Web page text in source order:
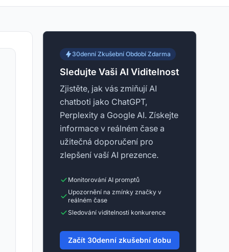
30denní Zkušební Období Zdarma
Sledujte Vaši AI Viditelnost
Zjistěte, jak vás zmiňují AI
chatboti jako ChatGPT,
Perplexity a Google AI. Získejte
informace v reálném čase a
užitečná doporučení pro
zlepšení vaší AI prezence.
Monitorování AI promptů
Upozornění na zmínky značky v
reálném čase
Sledování viditelnosti konkurence
Začít 30denní zkušební dobu